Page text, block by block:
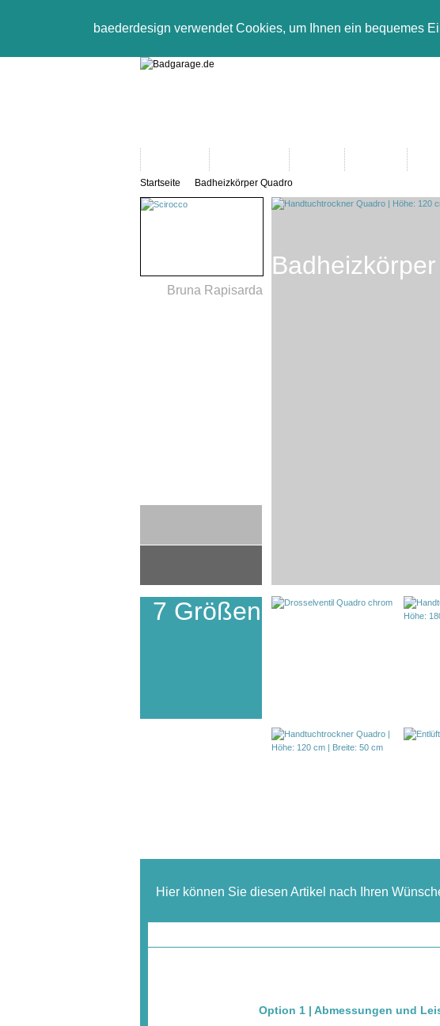
baederdesign verwendet Cookies, um Ihnen ein bequemes
Startseite Badheizkörper Quadro
Bruna Rapisarda
7 Größen
Hier können Sie diesen Artikel nach Ihren
Option 1 | Abmessungen und